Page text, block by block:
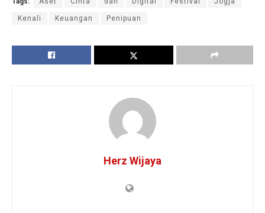
Kenali Keuangan Penipuan
Herz Wijaya